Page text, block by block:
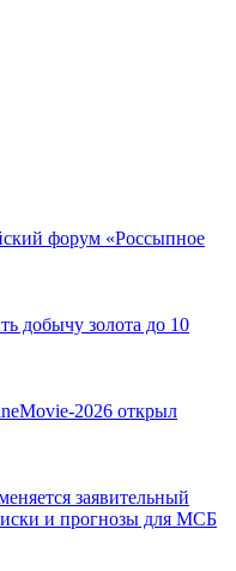
форум «Россыпное
добычу золота до 10
2026 открыл
заявительный
и прогнозы для МСБ